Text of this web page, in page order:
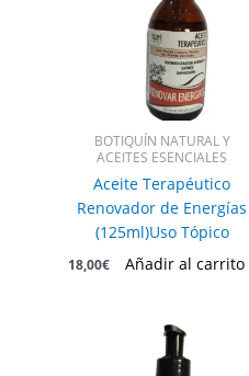
BOTIQUÍN NATURAL Y
ACEITES ESENCIALES
Aceite Terapéutico
Renovador de Energías
(125ml)Uso Tópico
18,00€ Añadir al carrito